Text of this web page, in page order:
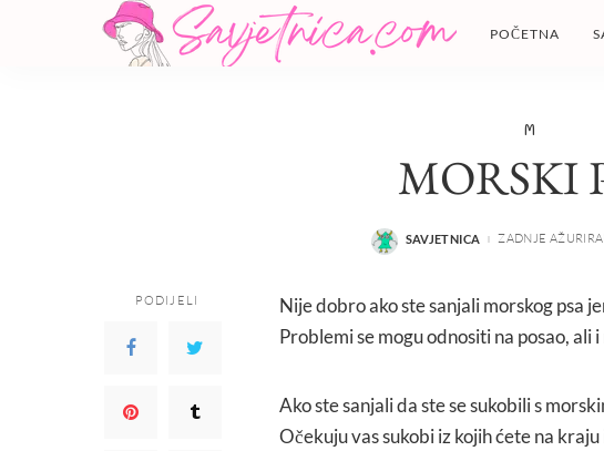
POČETNA
M
MORSKI
POSTED
SAVJETNICA ZADNJE
PODIJELI
Nije dobro ako ste sanjali morskog psa
Problemi se mogu odnositi na posao,
Ako ste sanjali da ste se sukobili s
Očekuju vas sukobi iz kojih ćete na